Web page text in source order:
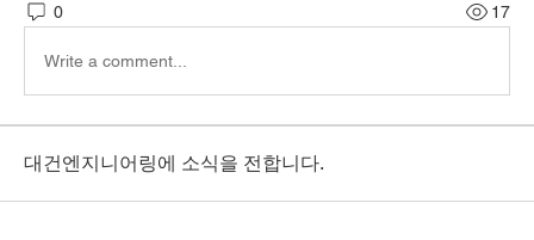
0 17
Write a comment...
대건엔지니어링에 소식을 전합니다.